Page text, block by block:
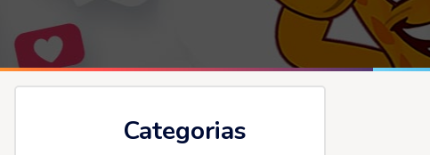
Categorias